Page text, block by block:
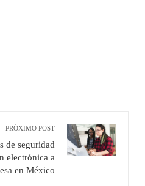
PRÓXIMO POST
de seguridad
electrónica a
en México